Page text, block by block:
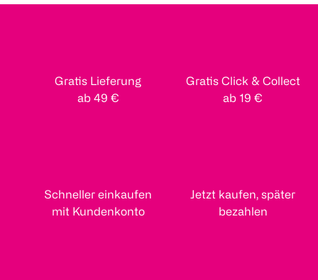
Gratis Lieferung
ab 49 €
Gratis Click & Collect
ab 19 €
Schneller einkaufen
mit Kundenkonto
Jetzt kaufen, später
bezahlen